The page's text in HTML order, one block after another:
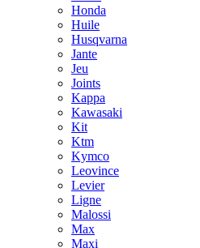
Honda
Huile
Husqvarna
Jante
Jeu
Joints
Kappa
Kawasaki
Kit
Ktm
Kymco
Leovince
Levier
Ligne
Malossi
Max
Maxi